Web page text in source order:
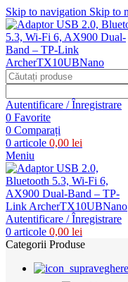
Skip to navigation Skip to
Autentificare / Înregistrare
0 Favorite
0 Comparați
0 articole 0,00 lei
Meniu
Autentificare / Înregistrare
0 articole 0,00 lei
Categorii Produse